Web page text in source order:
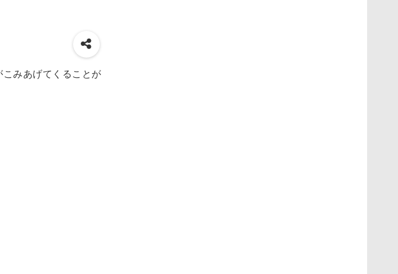
こみあげてくることが